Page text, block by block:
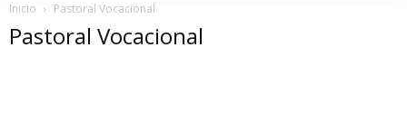
Inicio Pastoral Vocacional
Pastoral Vocacional